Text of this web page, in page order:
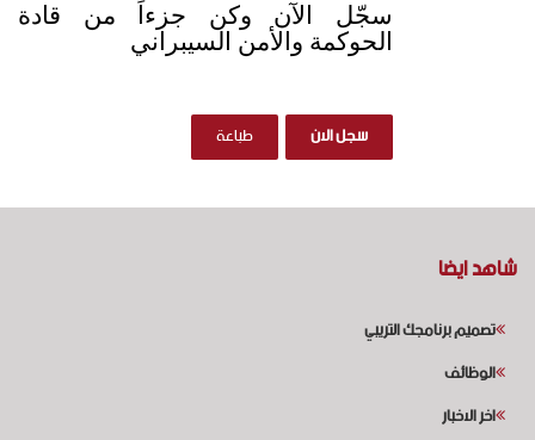
سجّل الآن وكن جزءاً من قادة
الحوكمة والأمن السيبراني
شاهد ايضا
تصميم برنامجك التريبي
الوظائف
اخر الاخبار